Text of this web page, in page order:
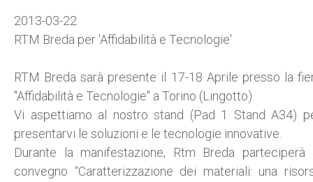
2013-03-22
RTM Breda per 'Affidabilità e Tecnologie'
RTM Breda sarà presente il 17-18 Aprile presso la
"Affidabilità e Tecnologie" a Torino (Lingotto).
Vi aspettiamo al nostro stand (Pad 1 Stand A34)
presentarvi le soluzioni e le tecnologie innovative.
Durante la manifestazione, Rtm Breda parteciperà
convegno “Caratterizzazione dei materiali: una